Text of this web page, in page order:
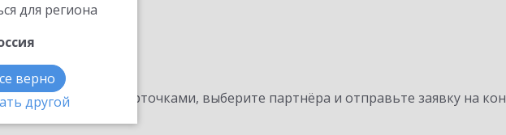
для региона
верно
другой
карточками, выберите партнёра и отправьте заявку на